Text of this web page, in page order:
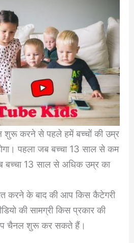
शुरू करने से पहले हमें बच्चों की उम्र
पहला जब बच्चा 13 साल से कम
बच्चा 13 साल से अधिक उम्र का
करने के बाद की आप किस कैटेगरी
की सामग्री किस प्रकार की
आप चैनल शुरू कर सकते हैं।